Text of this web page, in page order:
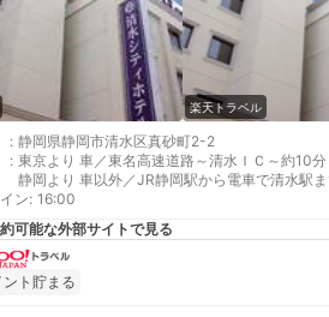
楽天トラベル
: 静岡県静岡市清水区真砂町2-2
: 東京より 車／東名高速道路～清水ＩＣ～約10
静岡より 車以外／JR静岡駅から電車で清水駅
最寄り駅１ 清水
補足 車／駐車場ご利用の場合ご到着順のご案
ン: 16:00
可能な外部サイトで見る
ント貯まる